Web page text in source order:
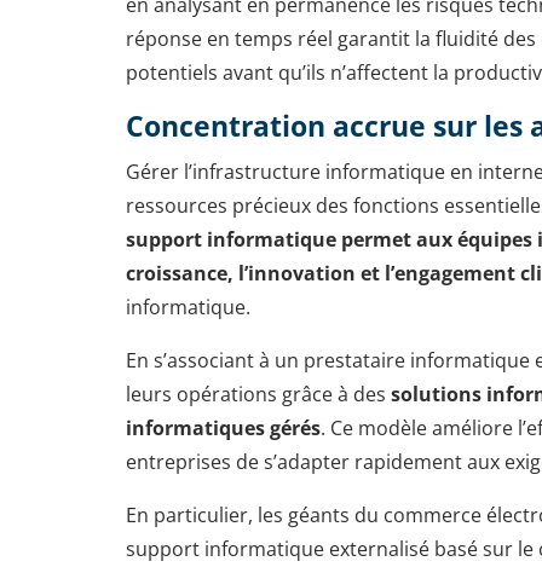
réponse en temps réel garantit la fluidité
potentiels avant qu’ils n’affectent la
Concentration accrue sur les
Gérer l’infrastructure informatique en
ressources précieux des fonctions
support informatique permet aux équipes
croissance, l’innovation et l’engagement
informatique.
En s’associant à un prestataire
leurs opérations grâce à des solutions
informatiques gérés. Ce modèle améliore
entreprises de s’adapter rapidement aux
En particulier, les géants du commerce
support informatique externalisé basé sur